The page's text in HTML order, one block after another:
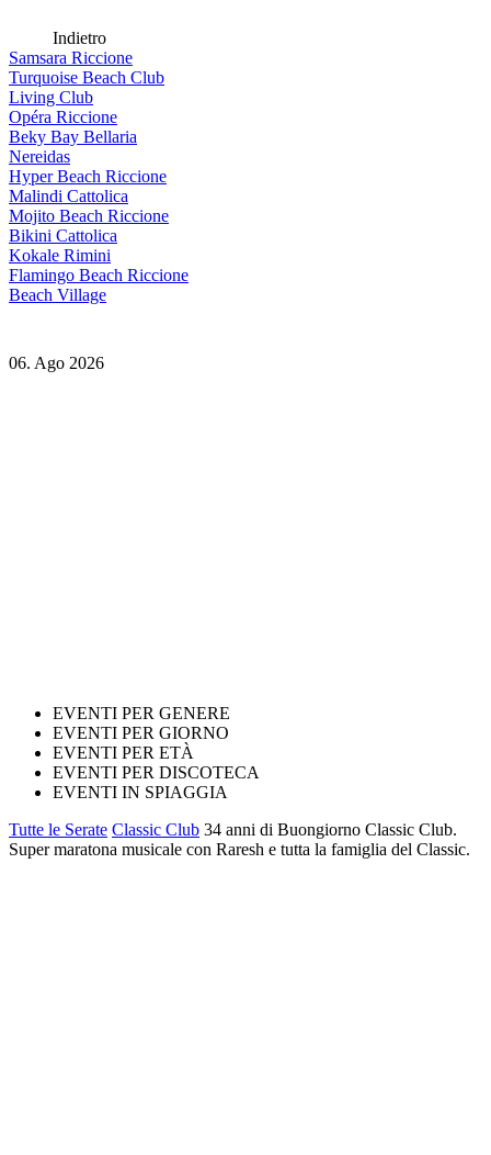
Indietro
Samsara Riccione
Turquoise Beach Club
Living Club
Opéra Riccione
Beky Bay Bellaria
Nereidas
Hyper Beach Riccione
Malindi Cattolica
Mojito Beach Riccione
Bikini Cattolica
Kokale Rimini
Flamingo Beach Riccione
Beach Village
06. Ago 2026
EVENTI PER GENERE
EVENTI PER GIORNO
EVENTI PER ETÀ
EVENTI PER DISCOTECA
EVENTI IN SPIAGGIA
Tutte le Serate Classic Club 34 anni di Buongiorno Classic Club.
Super maratona musicale con Raresh e tutta la famiglia del Classic.